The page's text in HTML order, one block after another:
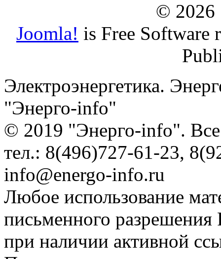
© 2026
Joomla! is Free Software
Электроэнергетика.
"Энерго-info"
© 2019 "Энерго-info".
тел.: 8(496)727-61-23,
info@energo-info.ru
Любое использование
письменного разрешения
при наличии активной